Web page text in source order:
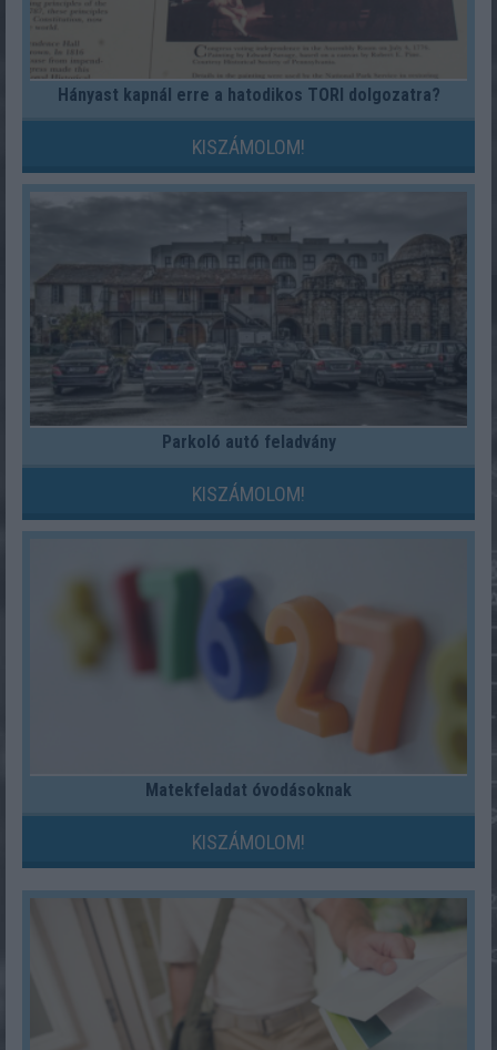
Hányast kapnál erre a hatodikos TÖRI dolgozatra?
KISZÁMOLOM!
Parkoló autó feladvány
KISZÁMOLOM!
Matekfeladat óvodásoknak
KISZÁMOLOM!